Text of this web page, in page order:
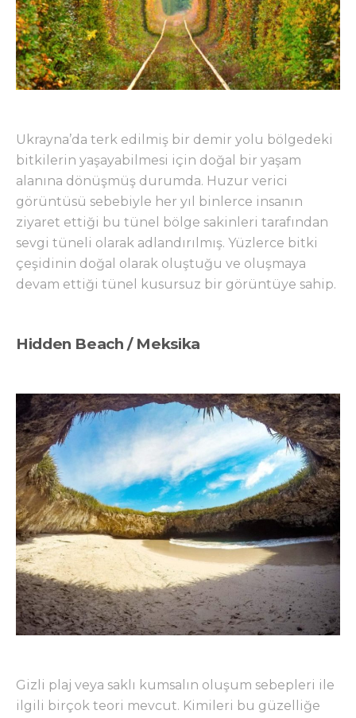
Ukrayna’da terk edilmiş bir demir yolu bölgedeki
bitkilerin yaşayabilmesi için doğal bir yaşam
alanına dönüşmüş durumda. Huzur verici
görüntüsü sebebiyle her yıl binlerce insanın
ziyaret ettiği bu tünel bölge sakinleri tarafından
sevgi tüneli olarak adlandırılmış. Yüzlerce bitki
çeşidinin doğal olarak oluştuğu ve oluşmaya
devam ettiği tünel kusursuz bir görüntüye sahip.
Hidden Beach / Meksika
Gizli plaj veya saklı kumsalın oluşum sebepleri ile
ilgili birçok teori mevcut. Kimileri bu güzelliğe